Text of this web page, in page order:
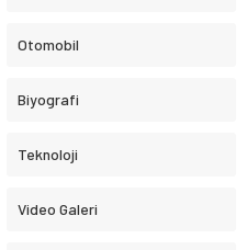
Otomobil
Biyografi
Teknoloji
Video Galeri